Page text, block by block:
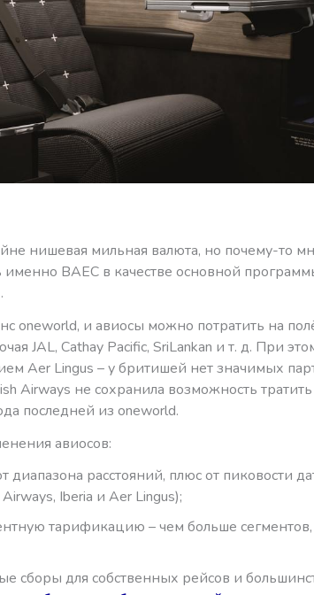
нишевая мильная валюта, но почему-то
именно BAEC в качестве основной
oneworld, и авиосы можно потратить на
JAL, Cathay Pacific, SriLankan и т. д. При
Aer Lingus – у бритишей нет значимых
Airways не сохранила возможность
последней из oneworld.
авиосов:
диапазона расстояний, плюс от пиковости
Iberia и Aer Lingus);
тарификацию – чем больше
сборы для собственных рейсов и